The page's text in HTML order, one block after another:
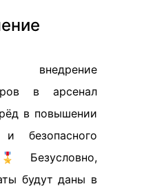
внедрение
в арсенал
в повышении
безопасного
🎖️ Безусловно,
будут даны в